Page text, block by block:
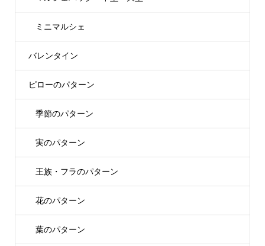
ミニマルシェ
バレンタイン
ピローのパターン
季節のパターン
実のパターン
王族・フラのパターン
花のパターン
葉のパターン